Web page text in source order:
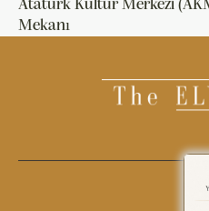
Atatürk Kültür Merkezi
Mekanı